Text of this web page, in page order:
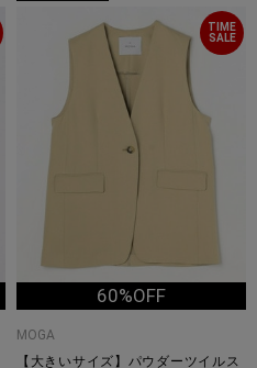
TIME
SALE
60%OFF
MOGA
【大きいサイズ】パウダーツイルス